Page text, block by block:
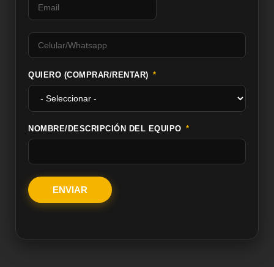
QUIERO (COMPRAR/RENTAR)
NOMBRE/DESCRIPCIÓN DEL EQUIPO
ENVIAR